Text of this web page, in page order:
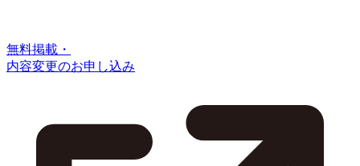
無料掲載・
内容変更のお申し込み